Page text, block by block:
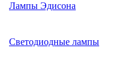
Лампы Эдисона
Светодиодные лампы